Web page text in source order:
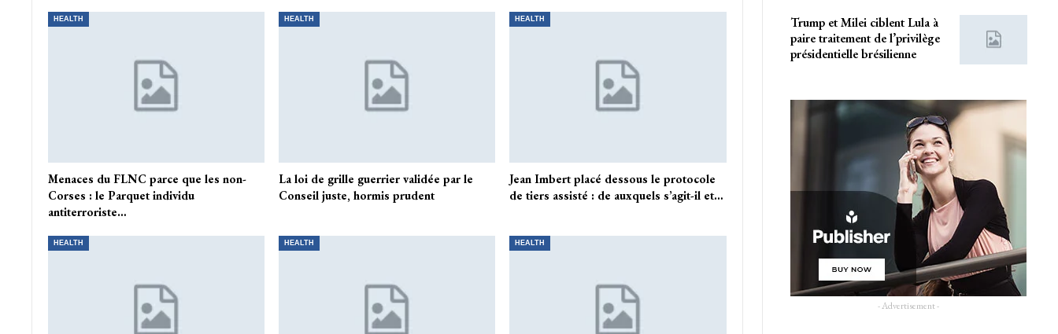
HEALTH
Menaces du FLNC parce que les non-
Corses : le Parquet individu
antiterroriste…
HEALTH
La loi de grille guerrier validée par le
Conseil juste, hormis prudent
HEALTH
Jean Imbert placé dessous le protocole
de tiers assisté : de auxquels s’agit-il et…
HEALTH HEALTH HEALTH
Trump et Milei ciblent Lula à
paire traitement de l’privilège
présidentielle brésilienne
- Advertisement -